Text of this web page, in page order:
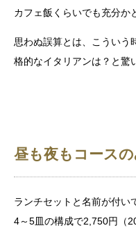
カフェ飯くらいでも充分か
思わぬ誤算とは、こういう
格的なイタリアンは？と驚
昼も夜もコース
ランチセットと名前が付い
4～5皿の構成で2,750円（